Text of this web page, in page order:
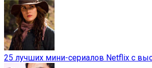
25 лучших мини-сериалов Netflix с